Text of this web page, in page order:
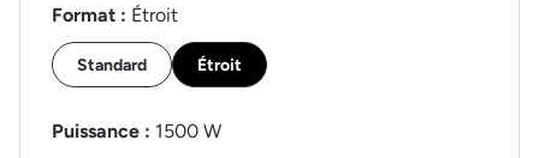
Format : Étroit
Standard Étroit
Puissance : 1500 W